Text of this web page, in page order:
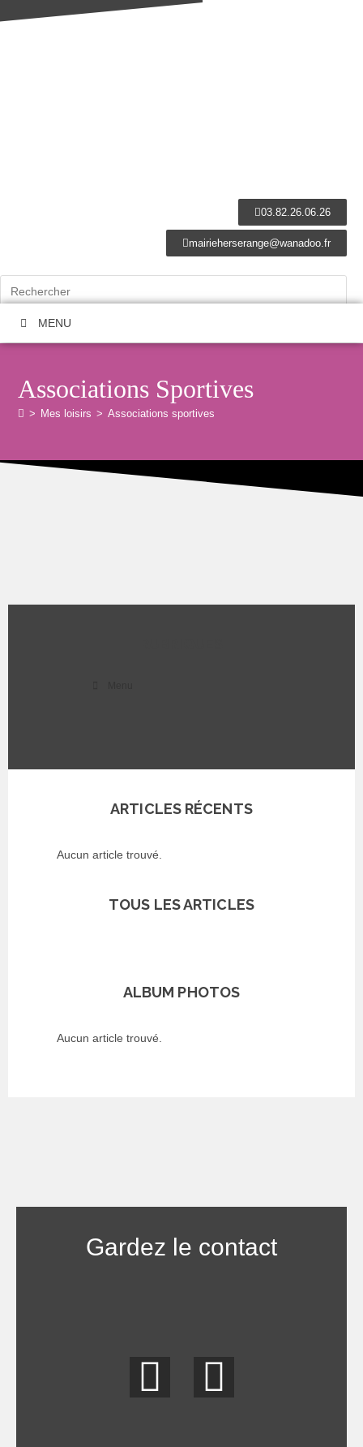
03.82.26.06.26
mairieherserange@wanadoo.fr
MENU
Associations Sportives
> Mes loisirs > Associations sportives
ARTICLES RÉCENTS
Aucun article trouvé.
TOUS LES ARTICLES
ALBUM PHOTOS
Aucun article trouvé.
Gardez le contact